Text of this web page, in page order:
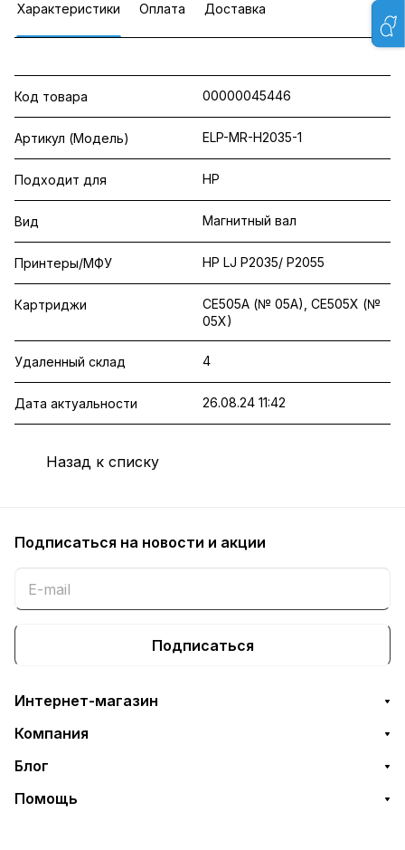
Характеристики Оплата Доставка
Код товара 00000045446
Артикул (Модель) ELP-MR-H2035-1
Подходит для HP
Вид Магнитный вал
Принтеры/МФУ HP LJ P2035/ P2055
Картриджи
CE505A (№ 05A), CE505X (№
05X)
Удаленный склад 4
Дата актуальности 26.08.24 11:42
Назад к списку
Подписаться на новости и акции
Подписаться
Интернет-магазин
Компания
Блог
Помощь